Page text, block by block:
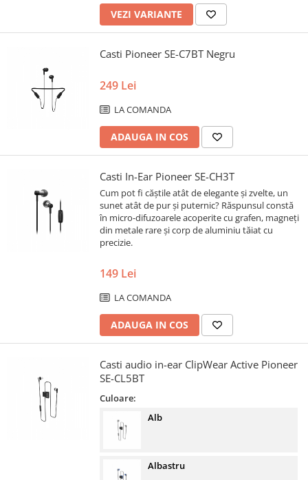
VEZI VARIANTE
Casti Pioneer SE-C7BT Negru
249 Lei
LA COMANDA
ADAUGA IN COS
Casti In-Ear Pioneer SE-CH3T
Cum pot fi căștile atât de elegante și zvelte, un
sunet atât de pur și puternic? Răspunsul constă
în micro-difuzoarele acoperite cu grafen, magneți
din metale rare și corp de aluminiu tăiat cu
precizie.
149 Lei
LA COMANDA
ADAUGA IN COS
Casti audio in-ear ClipWear Active Pioneer
SE-CL5BT
Culoare:
Alb
Albastru